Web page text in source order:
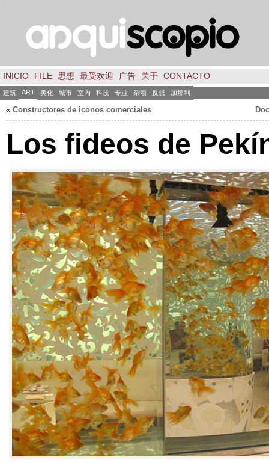
INICIO FILE 思想 最受欢迎 广告 关于 CONTACTO
建筑 ART 美化 城市 室内 科技 专业 杂项 反思 加那利
« Constructores de iconos comerciales
Los fideos de